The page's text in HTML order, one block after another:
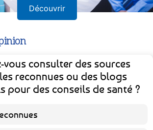
Découvrir
vous consulter des sources
reconnues ou des blogs
pour des conseils de santé ?